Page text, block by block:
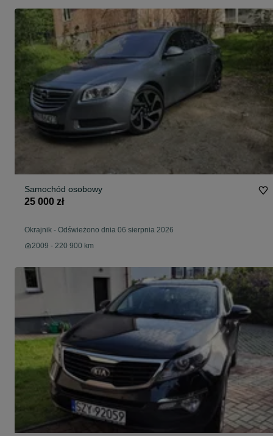
Samochód osobowy
25 000 zł
Okrajnik - Odświeżono dnia 06 sierpnia 2026
2009 - 220 900 km